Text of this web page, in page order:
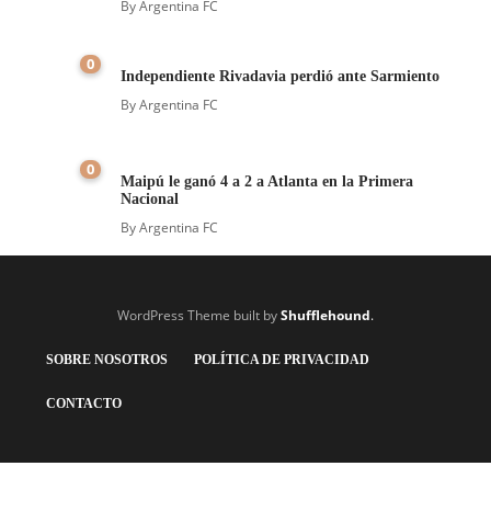
ByArgentina FC
0
Independiente Rivadavia perdió ante Sarmiento
ByArgentina FC
0
Maipú le ganó 4 a 2 a Atlanta en la Primera
Nacional
ByArgentina FC
WordPress Theme built byShufflehound.
SOBRE NOSOTROS POLÍTICA DE PRIVACIDAD
CONTACTO